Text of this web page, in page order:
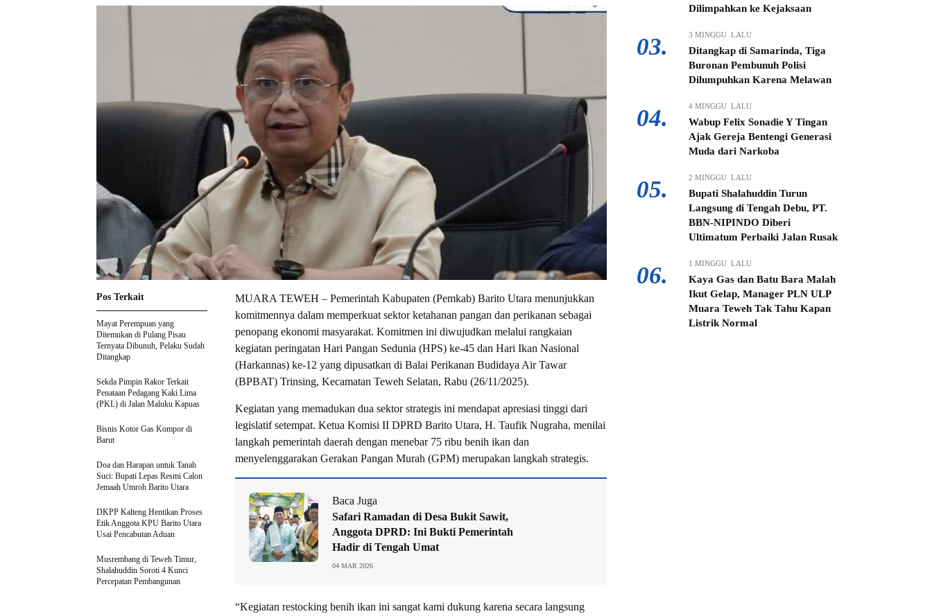
MUARA TEWEH – Pemerintah Kabupaten (Pemkab) Barito Utara menunjukkan
komitmennya dalam memperkuat sektor ketahanan pangan dan perikanan sebagai
penopang ekonomi masyarakat. Komitmen ini diwujudkan melalui rangkaian
kegiatan peringatan Hari Pangan Sedunia (HPS) ke-45 dan Hari Ikan Nasional
(Harkannas) ke-12 yang dipusatkan di Balai Perikanan Budidaya Air Tawar
(BPBAT) Trinsing, Kecamatan Teweh Selatan, Rabu (26/11/2025).
Kegiatan yang memadukan dua sektor strategis ini mendapat apresiasi tinggi dari
legislatif setempat. Ketua Komisi II DPRD Barito Utara, H. Taufik Nugraha, menilai
langkah pemerintah daerah dengan menebar 75 ribu benih ikan dan
menyelenggarakan Gerakan Pangan Murah (GPM) merupakan langkah strategis.
Baca Juga
Safari Ramadan di Desa Bukit Sawit,
Anggota DPRD: Ini Bukti Pemerintah
Hadir di Tengah Umat
04 MAR 2026
“Kegiatan restocking benih ikan ini sangat kami dukung karena secara langsung
Pos Terkait
Mayat Perempuan yang
Ditemukan di Pulang Pisau
Ternyata Dibunuh, Pelaku Sudah
Ditangkap
Sekda Pimpin Rakor Terkait
Penataan Pedagang Kaki Lima
(PKL) di Jalan Maluku Kapuas
Bisnis Kotor Gas Kompor di
Barut
Doa dan Harapan untuk Tanah
Suci: Bupati Lepas Resmi Calon
Jemaah Umroh Barito Utara
DKPP Kalteng Hentikan Proses
Etik Anggota KPU Barito Utara
Usai Pencabutan Aduan
Musrembang di Teweh Timur,
Shalahuddin Soroti 4 Kunci
Percepatan Pembangunan
Dilimpahkan ke Kejaksaan
03. 3 MINGGU LALU
Ditangkap di Samarinda, Tiga
Buronan Pembunuh Polisi
Dilumpuhkan Karena Melawan
04. 4 MINGGU LALU
Wabup Felix Sonadie Y Tingan
Ajak Gereja Bentengi Generasi
Muda dari Narkoba
05. 2 MINGGU LALU
Bupati Shalahuddin Turun
Langsung di Tengah Debu, PT.
BBN-NIPINDO Diberi
Ultimatum Perbaiki Jalan Rusak
06. 1 MINGGU LALU
Kaya Gas dan Batu Bara Malah
Ikut Gelap, Manager PLN ULP
Muara Teweh Tak Tahu Kapan
Listrik Normal